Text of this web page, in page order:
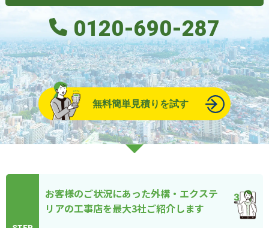
0120-690-287
無料簡単見積りを試す
お客様のご状況にあった外構・エクステ
リアの工事店を最大3社ご紹介します